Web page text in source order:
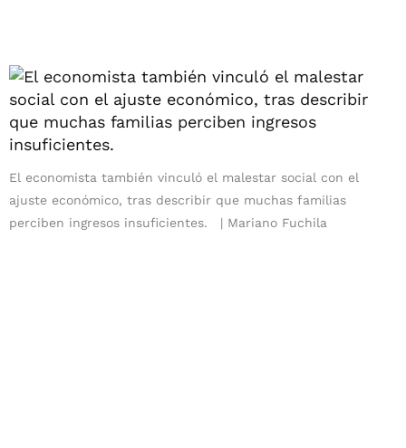
El economista también vinculó el malestar social con el
ajuste económico, tras describir que muchas familias
perciben ingresos insuficientes.
Mariano Fuchila